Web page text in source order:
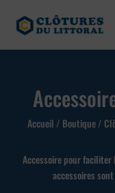
Accueil / Boutique/
Accessoire pour faciliter
accessoires